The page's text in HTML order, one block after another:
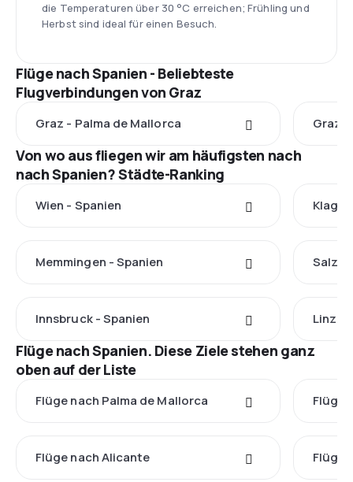
die Temperaturen über 30 °C erreichen; Frühling und
Herbst sind ideal für einen Besuch.
Flüge nach Spanien - Beliebteste
Flugverbindungen von Graz
Graz - Palma de Mallorca Graz -
Von wo aus fliegen wir am häufigsten nach
nach Spanien? Städte-Ranking
Wien - Spanien
Memmingen - Spanien
Innsbruck - Spanien Linz -
Flüge nach Spanien. Diese Ziele stehen ganz
oben auf der Liste
Flüge nach Palma de Mallorca Flüge
Flüge nach Alicante Flüge